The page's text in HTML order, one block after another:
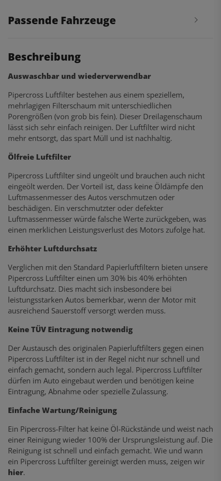
Passende Fahrzeuge
Beschreibung
Auswaschbar und wiederverwendbar
Pipercross Luftfilter bestehen aus einem speziellem,
mehrlagigen Filterschaum mit unterschiedlichen
Porengrößen (von grob bis fein). Dieser Dreilagenschaum
lässt sich sehr einfach reinigen. Der Luftfilter wird nicht
mehr entsorgt, das spart Müll und ist nachhaltig.
Ölfreie Luftfilter
Pipercross Luftfilter sind ungeölt und brauchen auch nicht
eingeölt werden. Der Vorteil ist, dass keine Öldämpfe den
Luftmassenmesser des Autos verschmutzen oder
beschädigen. Ein verschmutzter oder defekter
Luftmassenmesser würde falsche Werte zurückgeben, was
einen merklichen Leistungsverlust des Motors zufolge hat.
Erhöhter Luftdurchsatz
Verglichen mit den Standard Papierluftfiltern bieten unsere
Pipercross Luftfilter einen um 30% bis 40% erhöhten
Luftdurchsatz. Dies macht sich insbesondere bei
leistungsstarken Autos bemerkbar, wenn der Motor mit
ausreichend Sauerstoff versorgt werden muss.
Keine TÜV Eintragung notwendig
Der Austausch des originalen Papierluftfilters gegen einen
Pipercross Luftfilter ist in der Regel nicht nur schnell und
einfach gemacht, sondern auch legal. Pipercross Luftfilter
dürfen im Auto eingebaut werden und benötigen keine
Eintragung, Abnahme oder spezielle Zulassung.
Einfache Wartung/Reinigung
Ein Pipercross-Filter hat keine Öl-Rückstände und weist nach
einer Reinigung wieder 100% der Ursprungsleistung auf. Die
Reinigung ist schnell und einfach gemacht. Wie und wann
ein Pipercross Luftfilter gereinigt werden muss, zeigen wir
hier.